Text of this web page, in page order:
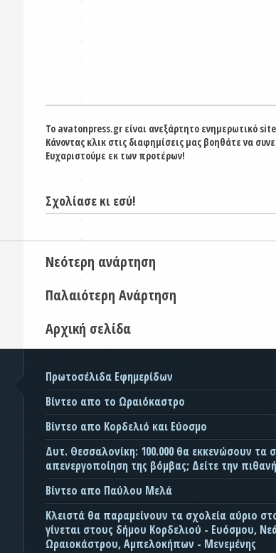
Το avatonpress.gr είναι ανεξάρτητο ενημερωτικό
Κάνοντας κλικ στις διαφημίσεις μας βοηθάτε να
Ευχαριστούμε εκ των προτέρων!
Σχολίασε κι εσύ!
Νεότερη ανάρτηση
Παλαιότερη Ανάρτηση
Αρχική σελίδα
Πρωτοσέλιδα Εφημερίδων
Βίντεο απο το Ωραιόκαστρο
Βίντεο απο Κορδελιό και Εύοσμο
Δυτ. Θεσσαλονίκη: 100.000 θα εκκενώσουν τα
απενεργοποίηση της βόμβας; Δείτε την
Βίντεο απο Παύλου Μελά
Κλειστά θα παραμείνουν τα σχολεία αύριο
γίνεται στους δήμου Κορδελιού - Ευόσμου,
Ωραιοκάστρου, Αμπελοκήπων - Μενεμένης